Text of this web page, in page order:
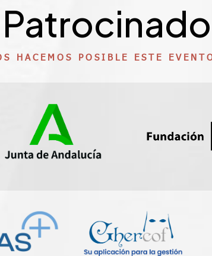
HACEMOS POSIBLE ESTE